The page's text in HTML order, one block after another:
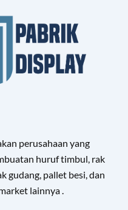
perusahaan yang
huruf timbul, rak
gudang, pallet besi, dan
lainnya .